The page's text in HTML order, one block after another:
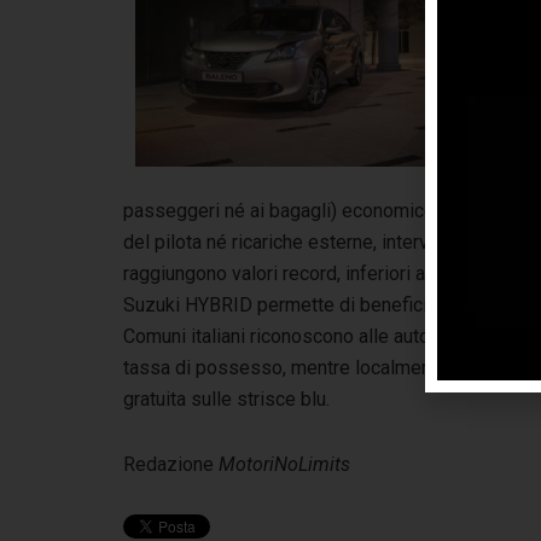
passeggeri né ai bagagli) economico (comporta
del pilota né ricariche esterne, intervenendo
raggiungono valori record, inferiori ad ogni altra
Suzuki HYBRID permette di beneficiare dei
Comuni italiani riconoscono alle auto ibride.
tassa di possesso, mentre localmente i vantaggi
gratuita sulle strisce blu.
Redazione MotoriNoLimits